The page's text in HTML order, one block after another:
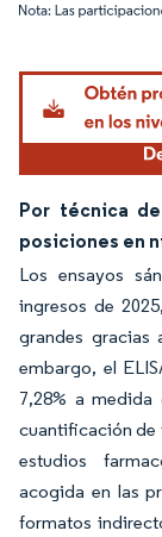
Imagen © Mordor
Por técnica
posiciones en
Los ensayos
ingresos de
grandes gracias
embargo, el
7,28% a medida
cuantificación de
estudios
acogida en las
formatos